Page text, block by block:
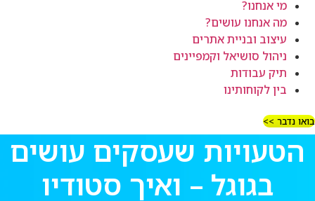
מי אנחנו?
מה אנחנו עושים?
עיצוב ובניית אתרים
ניהול סושיאל וקמפיינים
תיק עבודות
בין לקוחותינו
בואו נדבר >>
הטעויות שעסקים עושים
בגוגל – ואיך סטודיו